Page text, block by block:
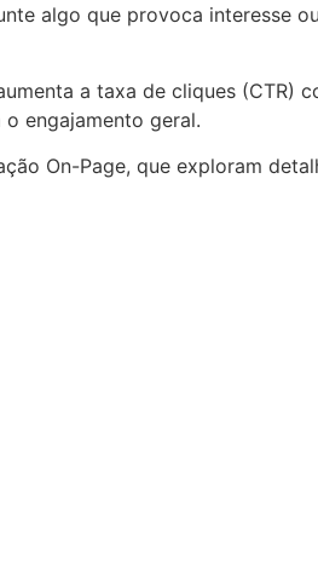
algo que provoca interesse
a taxa de cliques (CTR)
engajamento geral.
On-Page, que exploram